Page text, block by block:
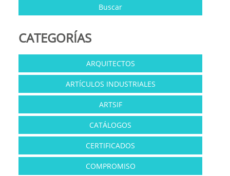
CATEGORÍAS
ARQUITECTOS
ARTÍCULOS INDUSTRIALES
ARTSIF
CATÁLOGOS
CERTIFICADOS
COMPROMISO